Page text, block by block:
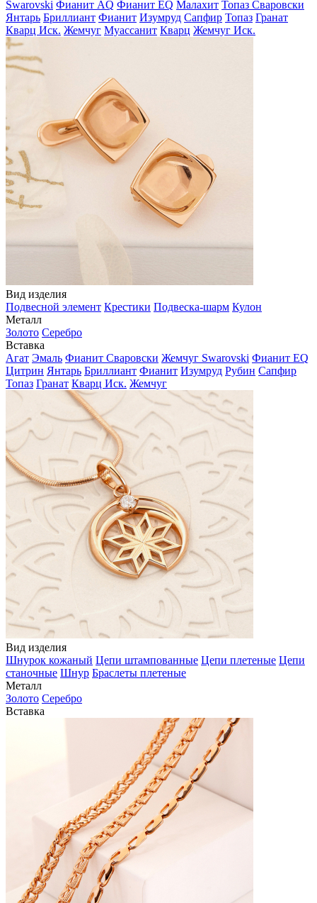
Swarovski Фианит AQ Фианит EQ Малахит Топаз Сваровски
Янтарь Бриллиант Фианит Изумруд Сапфир Топаз Гранат
Кварц Иск. Жемчуг Муассанит Кварц Жемчуг Иск.
Вид изделия
Подвесной элемент Крестики Подвеска-шарм Кулон
Металл
Золото Серебро
Вставка
Агат Эмаль Фианит Сваровски Жемчуг Swarovski Фианит EQ
Цитрин Янтарь Бриллиант Фианит Изумруд Рубин Сапфир
Топаз Гранат Кварц Иск. Жемчуг
Вид изделия
Шнурок кожаный Цепи штампованные Цепи плетеные Цепи
станочные Шнур Браслеты плетеные
Металл
Золото Серебро
Вставка